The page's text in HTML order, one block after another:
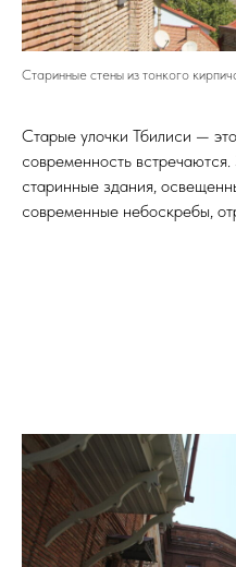
Старинные стены из тонкого
Старые улочки Тбилиси —
современность
старинные здания,
современные небоскребы,